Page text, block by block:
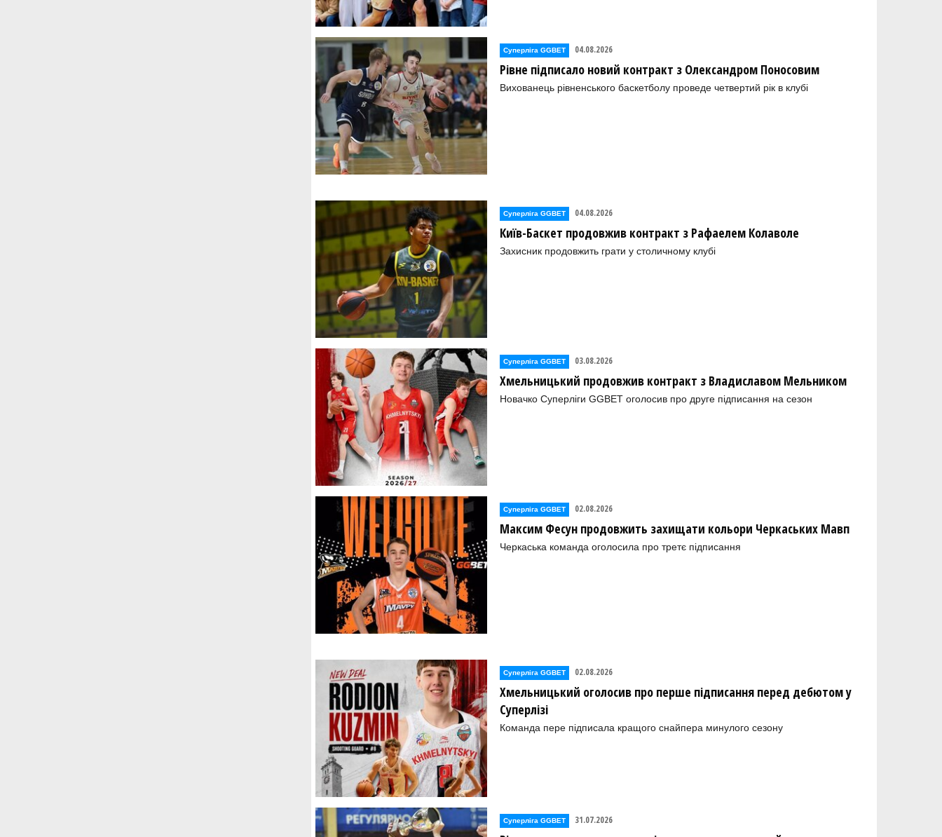
Суперліга GGBET 04.08.2026
Рівне підписало новий контракт з Олександром Поносовим
Вихованець рівненського баскетболу проведе четвертий рік в клубі
Суперліга GGBET 04.08.2026
Київ-Баскет продовжив контракт з Рафаелем Колаволе
Захисник продовжить грати у столичному клубі
Суперліга GGBET 03.08.2026
Хмельницький продовжив контракт з Владиславом Мельником
Новачко Суперліги GGBET оголосив про друге підписання на сезон
Суперліга GGBET 02.08.2026
Максим Фесун продовжить захищати кольори Черкаських Мавп
Черкаська команда оголосила про третє підписання
Суперліга GGBET 02.08.2026
Хмельницький оголосив про перше підписання перед дебютом у
Суперлізі
Команда пере підписала кращого снайпера минулого сезону
Суперліга GGBET 31.07.2026